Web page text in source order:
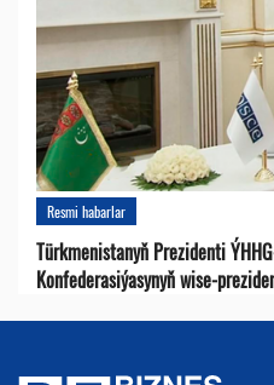
Resmi habarlar
Türkmenistanyň Prezidenti
Konfederasiýasynyň wise-